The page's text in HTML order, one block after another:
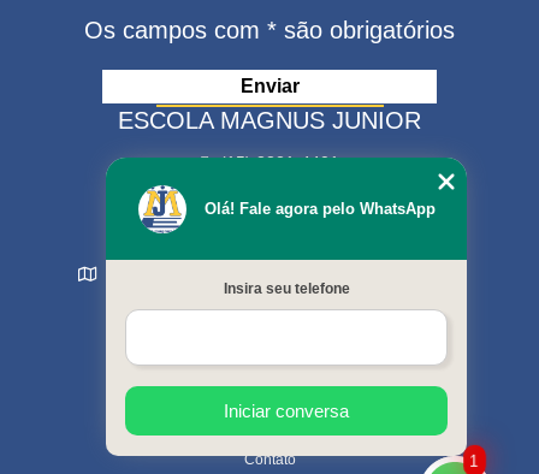
Os campos com * são obrigatórios
ESCOLA MAGNUS JUNIOR
(15) 3321-4401
(15) 99630-9333
matriculas@escolamagnus.com.br
Sorocaba - SP - CEP: 18044-130
MENU
Cursos oferecidos
Contato
1
Olá! Fale agora pelo WhatsApp
Insira seu telefone
Iniciar conversa